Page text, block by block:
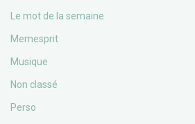
Le mot de la semaine
Memesprit
Musique
Non classé
Perso